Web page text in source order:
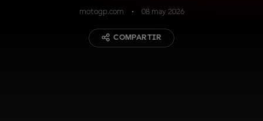
motogp.com 08 may 2026
COMPARTIR